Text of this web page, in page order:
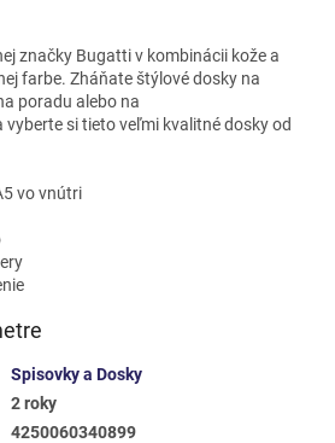
značky Bugatti v kombinácii kože a
farbe. Zháňate štýlové dosky na
poradu alebo na
vyberte si tieto veľmi kvalitné dosky od
vo vnútri
Spisovky a Dosky
2 roky
4250060340899